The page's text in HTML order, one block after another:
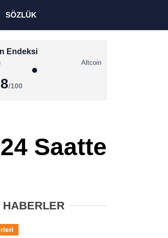
Altcoin Haberleri
XRP Haberleri
SÖZLÜK
Endeksi
Altcoin
/100
Saatte
HABERLER